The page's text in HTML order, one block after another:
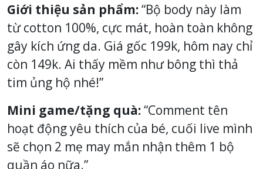
Giới thiệu sản phẩm:“Bộ body này làm
từ cotton 100%, cực mát, hoàn toàn không
gây kích ứng da. Giá gốc 199k, hôm nay chỉ
còn 149k. Ai thấy mềm như bông thì thả
tim ủng hộ nhé!”
Mini game/tặng quà:“Comment tên
hoạt động yêu thích của bé, cuối live mình
sẽ chọn 2 mẹ may mắn nhận thêm 1 bộ
quần áo nữa.”